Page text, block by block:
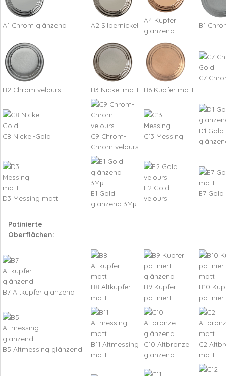
A1 Chrom glänzend A2 Silbernickel
A4 Kupfer
glänzend
B1
B2 Chrom velours B3 Nickel matt B6 Kupfer matt
C7
C8 Nickel-Gold
C9 Chrom-
Chrom velours
C13 Messing
D1 Gold
D3 Messing matt
E1 Gold
glänzend 3Mμ
E2 Gold
velours
E7
Patinierte
Oberflächen:
B7 Altkupfer glänzend
B8 Altkupfer
matt
B9 Kupfer
patiniert
B10
B5 Altmessing glänzend
B11 Altmessing
matt
C10 Altbronze
glänzend
C2
matt